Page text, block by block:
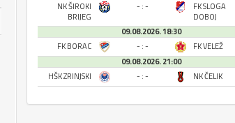
NK ŠIROKI
BRIJEG
- : -
FK SLOGA
DOBOJ
09.08.2026. 18:30
FK BORAC
- : -
FK VELEŽ
09.08.2026. 21:00
HŠK ZRINJSKI
- : - NK ČELIK